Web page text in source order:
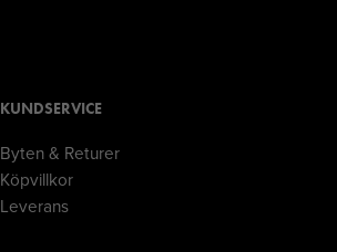
KUNDSERVICE
Byten & Returer
Köpvillkor
Leverans